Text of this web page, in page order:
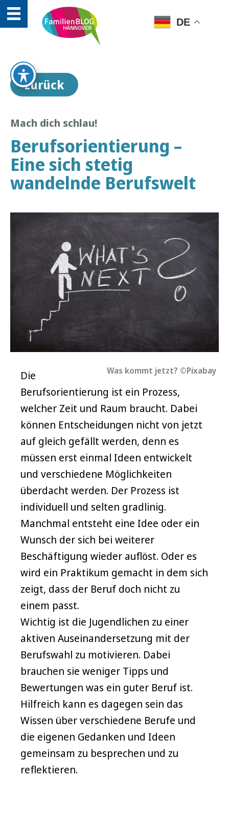
DE
zurück
Mach dich schlau!
Berufsorientierung –
Eine sich stetig
wandelnde Berufswelt
Was kommt jetzt? ©Pixabay
Die
Berufsorientierung ist ein Prozess,
welcher Zeit und Raum braucht. Dabei
können Entscheidungen nicht von jetzt
auf gleich gefällt werden, denn es
müssen erst einmal Ideen entwickelt
und verschiedene Möglichkeiten
überdacht werden. Der Prozess ist
individuell und selten gradlinig.
Manchmal entsteht eine Idee oder ein
Wunsch der sich bei weiterer
Beschäftigung wieder auflöst. Oder es
wird ein Praktikum gemacht in dem sich
zeigt, dass der Beruf doch nicht zu
einem passt.
Wichtig ist die Jugendlichen zu einer
aktiven Auseinandersetzung mit der
Berufswahl zu motivieren. Dabei
brauchen sie weniger Tipps und
Bewertungen was ein guter Beruf ist.
Hilfreich kann es dagegen sein das
Wissen über verschiedene Berufe und
die eigenen Gedanken und Ideen
gemeinsam zu besprechen und zu
reflektieren.